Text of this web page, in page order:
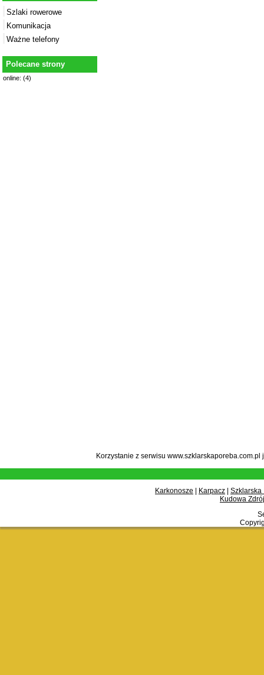
Szlaki rowerowe
Komunikacja
Ważne telefony
Polecane strony
online: (4)
Korzystanie z serwisu
Karkonosze Karpacz
Szklarska
Kudowa